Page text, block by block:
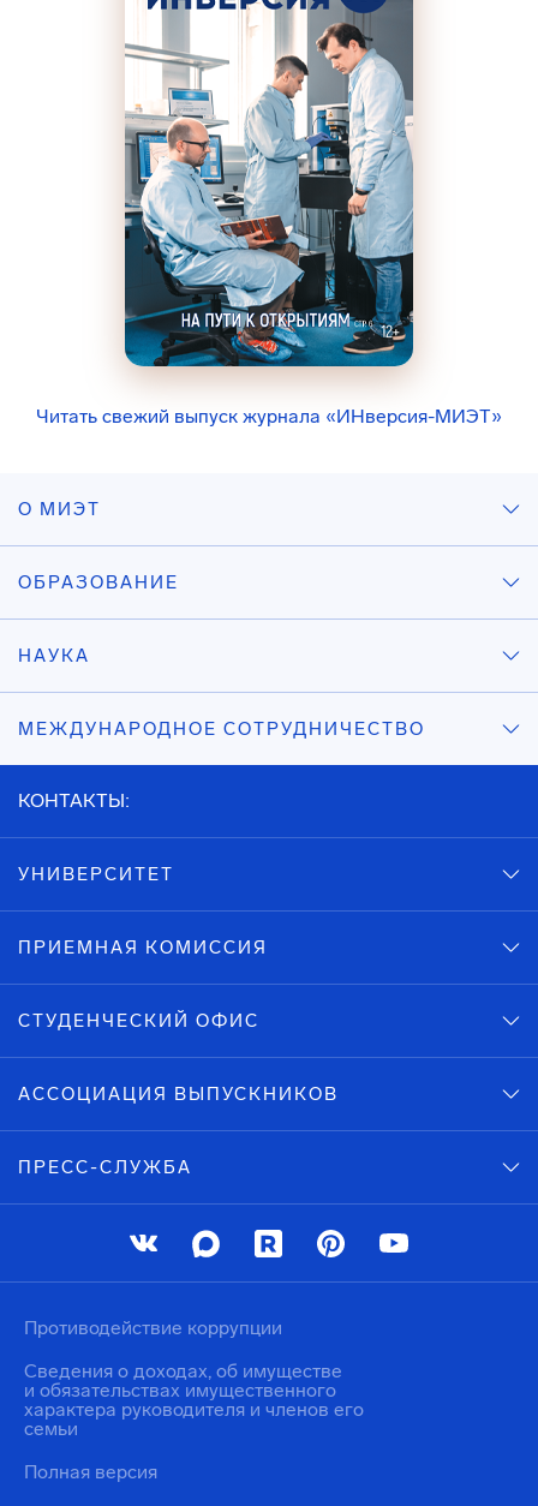
Читать свежий выпуск журнала «ИНверсия-МИЭТ»
О МИЭТ
ОБРАЗОВАНИЕ
НАУКА
МЕЖДУНАРОДНОЕ СОТРУДНИЧЕСТВО
КОНТАКТЫ:
УНИВЕРСИТЕТ
ПРИЕМНАЯ КОМИССИЯ
СТУДЕНЧЕСКИЙ ОФИС
АССОЦИАЦИЯ ВЫПУСКНИКОВ
ПРЕСС-СЛУЖБА
Противодействие коррупции
Сведения о доходах, об имуществе
и обязательствах имущественного
характера руководителя и членов его
семьи
Полная версия